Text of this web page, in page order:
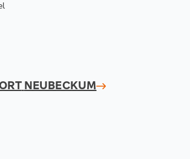
NEUBECKUM